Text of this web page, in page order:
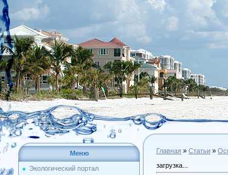
Меню
Экологический портал
Главная » Статьи »
загрузка...